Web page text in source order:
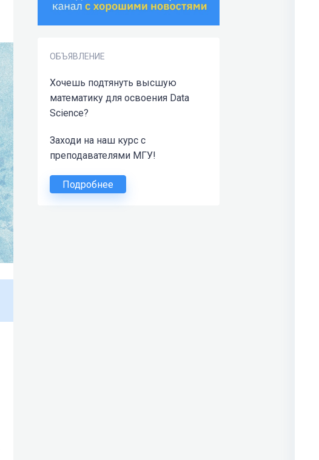
ОБЪЯВЛЕНИЕ
Хочешь подтянуть высшую
математику для освоения Data
Science?
Заходи на наш курс с
преподавателями МГУ!
Подробнее